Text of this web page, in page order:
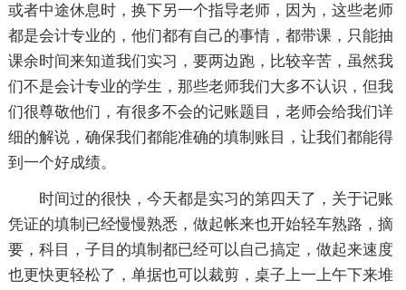
或者中途休息时，换下另一个指导老师，因为，这些老师
都是会计专业的，他们都有自己的事情，都带课，只能抽
课余时间来知道我们实习，要两边跑，比较辛苦，虽然我
们不是会计专业的学生，那些老师我们大多不认识，但我
们很尊敬他们，有很多不会的记账题目，老师会给我们详
细的解说，确保我们都能准确的填制账目，让我们都能得
到一个好成绩。
时间过的很快，今天都是实习的第四天了，关于记账
凭证的填制已经慢慢熟悉，做起帐来也开始轻车熟路，摘
要，科目，子目的填制都已经可以自己搞定，做起来速度
也更快更轻松了，单据也可以裁剪，桌子上一上午下来堆